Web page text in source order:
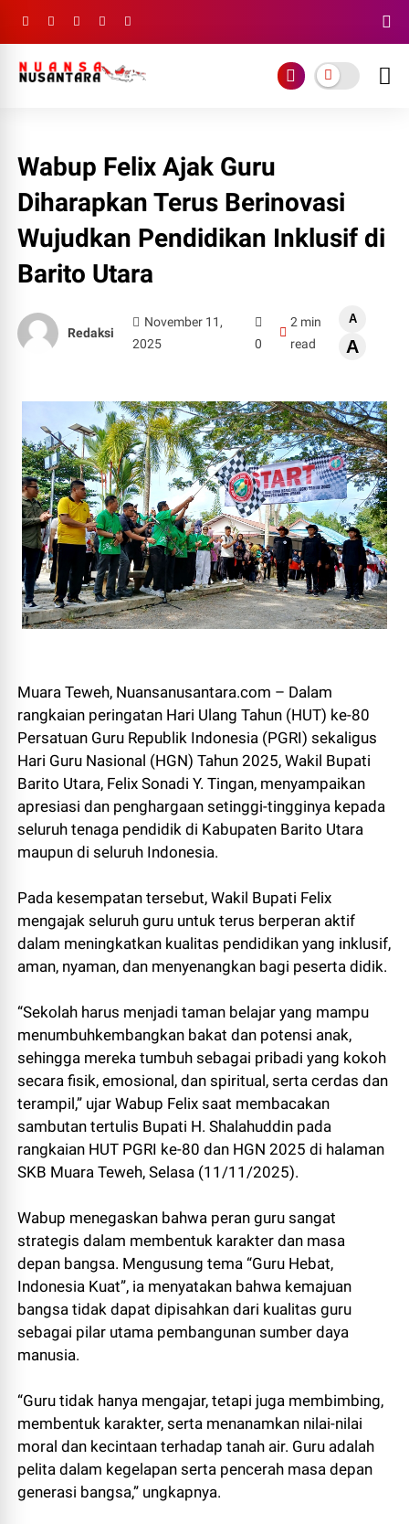
Wabup Felix Ajak Guru
Diharapkan Terus Berinovasi
Wujudkan Pendidikan Inklusif di
Barito Utara
Redaksi
November 11,
2025
0
2 min
read
A
A
Muara Teweh, Nuansanusantara.com – Dalam
rangkaian peringatan Hari Ulang Tahun (HUT) ke-80
Persatuan Guru Republik Indonesia (PGRI) sekaligus
Hari Guru Nasional (HGN) Tahun 2025, Wakil Bupati
Barito Utara, Felix Sonadi Y. Tingan, menyampaikan
apresiasi dan penghargaan setinggi-tingginya kepada
seluruh tenaga pendidik di Kabupaten Barito Utara
maupun di seluruh Indonesia.
Pada kesempatan tersebut, Wakil Bupati Felix
mengajak seluruh guru untuk terus berperan aktif
dalam meningkatkan kualitas pendidikan yang inklusif,
aman, nyaman, dan menyenangkan bagi peserta didik.
“Sekolah harus menjadi taman belajar yang mampu
menumbuhkembangkan bakat dan potensi anak,
sehingga mereka tumbuh sebagai pribadi yang kokoh
secara fisik, emosional, dan spiritual, serta cerdas dan
terampil,” ujar Wabup Felix saat membacakan
sambutan tertulis Bupati H. Shalahuddin pada
rangkaian HUT PGRI ke-80 dan HGN 2025 di halaman
SKB Muara Teweh, Selasa (11/11/2025).
Wabup menegaskan bahwa peran guru sangat
strategis dalam membentuk karakter dan masa
depan bangsa. Mengusung tema “Guru Hebat,
Indonesia Kuat”, ia menyatakan bahwa kemajuan
bangsa tidak dapat dipisahkan dari kualitas guru
sebagai pilar utama pembangunan sumber daya
manusia.
“Guru tidak hanya mengajar, tetapi juga membimbing,
membentuk karakter, serta menanamkan nilai-nilai
moral dan kecintaan terhadap tanah air. Guru adalah
pelita dalam kegelapan serta pencerah masa depan
generasi bangsa,” ungkapnya.